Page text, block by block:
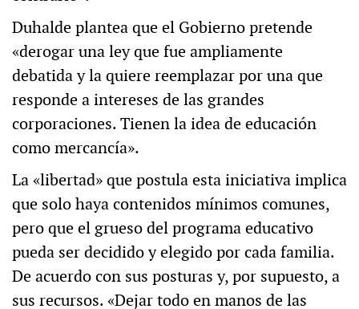
Duhalde plantea que el Gobierno pretende
«derogar una ley que fue ampliamente
debatida y la quiere reemplazar por una que
responde a intereses de las grandes
corporaciones. Tienen la idea de educación
como mercancía».
La «libertad» que postula esta iniciativa implica
que solo haya contenidos mínimos comunes,
pero que el grueso del programa educativo
pueda ser decidido y elegido por cada familia.
De acuerdo con sus posturas y, por supuesto, a
sus recursos. «Dejar todo en manos de las